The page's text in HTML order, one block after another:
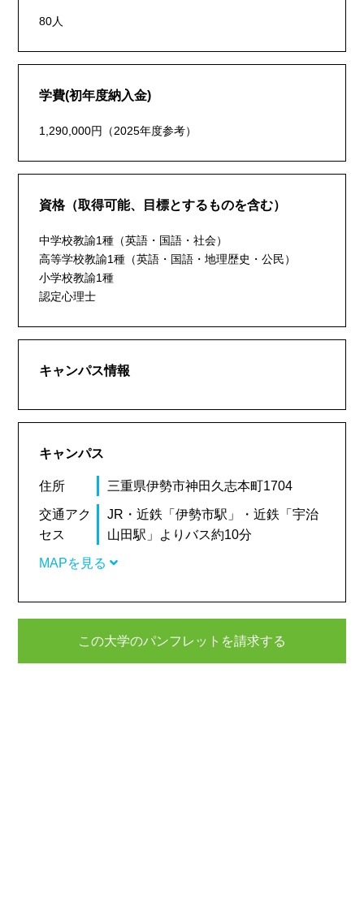
80人
学費(初年度納入金)
1,290,000円（2025年度参考）
資格（取得可能、目標とするものを含む）
中学校教諭1種（英語・国語・社会）
高等学校教諭1種（英語・国語・地理歴史・公民）
小学校教諭1種
認定心理士
キャンパス情報
キャンパス
住所 三重県伊勢市神田久志本町1704
交通アク
セス
JR・近鉄「伊勢市駅」・近鉄「宇治
山田駅」よりバス約10分
MAPを見る
この大学のパンフレットを請求する